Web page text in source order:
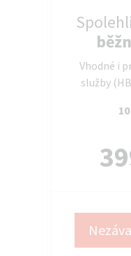
Vhodné i
služby